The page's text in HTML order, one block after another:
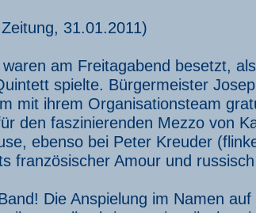
31.01.2011)
am Freitagabend besetzt,
spielte. Bürgermeister
mit ihrem Organisationsteam
den faszinierenden Mezzo von
ebenso bei Peter Kreuder
französischer Amour und
Die Anspielung im Namen